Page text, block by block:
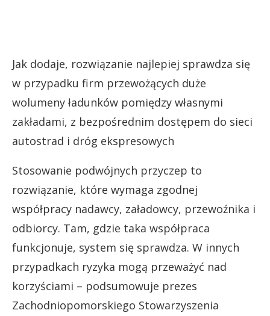
Jak dodaje, rozwiązanie najlepiej sprawdza się
w przypadku firm przewożących duże
wolumeny ładunków pomiędzy własnymi
zakładami, z bezpośrednim dostępem do sieci
autostrad i dróg ekspresowych
Stosowanie podwójnych przyczep to
rozwiązanie, które wymaga zgodnej
współpracy nadawcy, załadowcy, przewoźnika i
odbiorcy. Tam, gdzie taka współpraca
funkcjonuje, system się sprawdza. W innych
przypadkach ryzyka mogą przeważyć nad
korzyściami – podsumowuje prezes
Zachodniopomorskiego Stowarzyszenia